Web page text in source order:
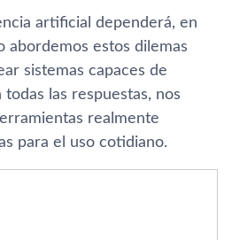
artificial dependerá, en
abordemos estos dilemas
sistemas capaces de
las respuestas, nos
realmente
para el uso cotidiano.